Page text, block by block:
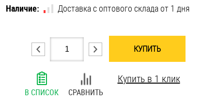
Шпильки
Штифты и пальцы
Наличие:
Доставка с оптового склада от 1 дня
КУПИТЬ
В СПИСОК СРАВНИТЬ
Купить в 1 клик